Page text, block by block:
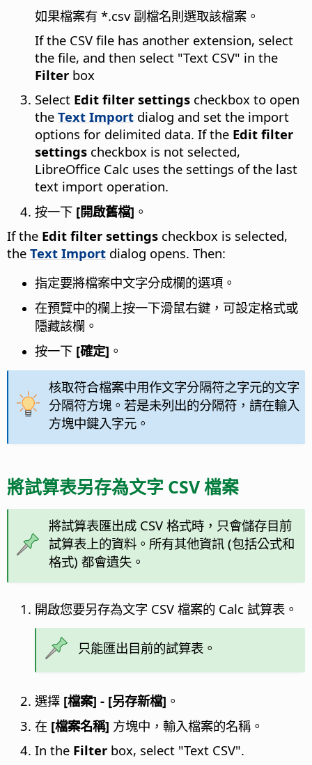
如果檔案有 *.csv 副檔名則選取該檔案。
If the CSV file has another extension, select
the file, and then select "Text CSV" in the
Filter box
Select Edit filter settings checkbox to open
the Text Import dialog and set the import
options for delimited data. If the Edit filter
settings checkbox is not selected,
LibreOffice Calc uses the settings of the last
text import operation.
按一下 [開啟舊檔] 。
If the Edit filter settings checkbox is selected,
the Text Import dialog opens. Then:
指定要將檔案中文字分成欄的選項。
在預覽中的欄上按一下滑鼠右鍵，可設定格式或
隱藏該欄。
按一下 [確定] 。
核取符合檔案中用作文字分隔符之字元的文字
分隔符方塊。若是未列出的分隔符，請在輸入
方塊中鍵入字元。
將試算表另存為文字 CSV 檔案
將試算表匯出成 CSV 格式時，只會儲存目前
試算表上的資料。所有其他資訊 (包括公式和
格式) 都會遺失。
開啟您要另存為文字 CSV 檔案的 Calc 試算表。
只能匯出目前的試算表。
選擇 [檔案] - [另存新檔] 。
在 [檔案名稱] 方塊中，輸入檔案的名稱。
In the Filter box, select "Text CSV".